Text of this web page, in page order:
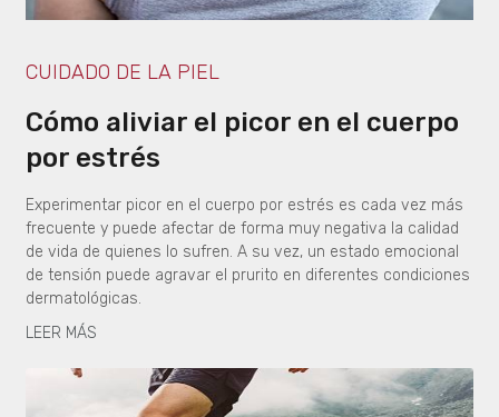
CUIDADO DE LA PIEL
Cómo aliviar el picor en el cuerpo
por estrés
Experimentar picor en el cuerpo por estrés es cada vez más
frecuente y puede afectar de forma muy negativa la calidad
de vida de quienes lo sufren. A su vez, un estado emocional
de tensión puede agravar el prurito en diferentes condiciones
dermatológicas.
LEER MÁS